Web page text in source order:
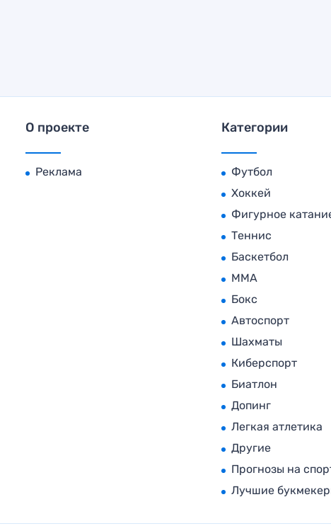
О проекте
Реклама
Категории
Футбол
Хоккей
Фигурное
Теннис
Баскетбол
MMA
Бокс
Автоспорт
Шахматы
Киберспорт
Биатлон
Допинг
Легкая атлетика
Другие
Прогнозы на
Лучшие